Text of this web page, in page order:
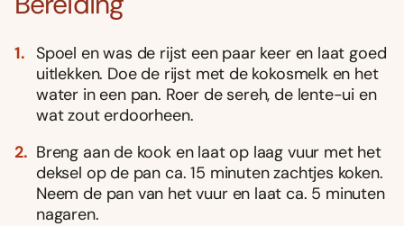
Spoel en was de rijst een paar keer en laat goed
uitlekken. Doe de rijst met de kokosmelk en het
water in een pan. Roer de sereh, de lente-ui en
wat zout erdoorheen.
Breng aan de kook en laat op laag vuur met het
deksel op de pan ca. 15 minuten zachtjes koken.
Neem de pan van het vuur en laat ca. 5 minuten
nagaren.